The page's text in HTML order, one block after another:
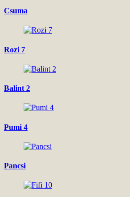
Csuma
Rozi 7
Balint 2
Pumi 4
Pancsi